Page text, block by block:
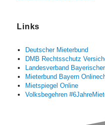
Links
Deutscher Mieterbund
DMB Rechtsschutz
Landesverband
Mieterbund Bayern
Mietspiegel Online
Volksbegehren